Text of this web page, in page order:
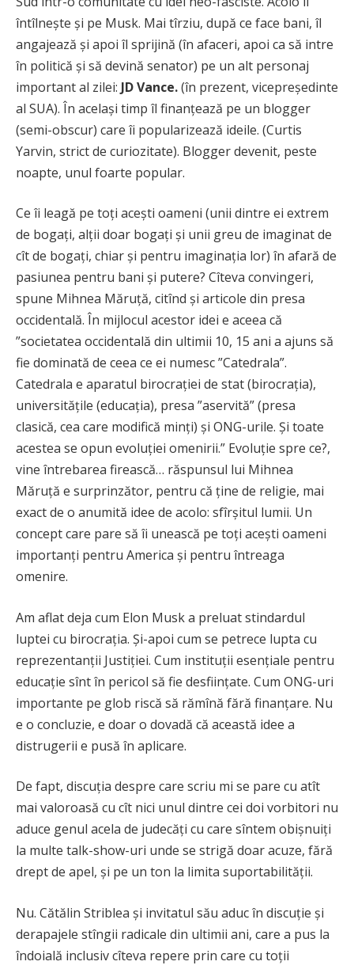
întîlnește și pe Musk. Mai tîrziu, după ce face bani, îl
angajează și apoi îl sprijină (în afaceri, apoi ca să intre
în politică și să devină senator) pe un alt personaj
important al zilei: JD Vance.(în prezent, vicepreședinte
al SUA). În același timp îl finanțează pe un blogger
(semi-obscur) care îi popularizează ideile. (Curtis
Yarvin, strict de curiozitate). Blogger devenit, peste
noapte, unul foarte popular.
Ce îi leagă pe toți acești oameni (unii dintre ei extrem
de bogați, alții doar bogați și unii greu de imaginat de
cît de bogați, chiar și pentru imaginația lor) în afară de
pasiunea pentru bani și putere? Cîteva convingeri,
spune Mihnea Măruță, citînd și articole din presa
occidentală. În mijlocul acestor idei e aceea că
”societatea occidentală din ultimii 10, 15 ani a ajuns să
fie dominată de ceea ce ei numesc ”Catedrala”.
Catedrala e aparatul birocrației de stat (birocrația),
universitățile (educația), presa ”aservită” (presa
clasică, cea care modifică minți) și ONG-urile. Și toate
acestea se opun evoluției omenirii.” Evoluție spre ce?,
vine întrebarea firească… răspunsul lui Mihnea
Măruță e surprinzător, pentru că ține de religie, mai
exact de o anumită idee de acolo: sfîrșitul lumii. Un
concept care pare să îi unească pe toți acești oameni
importanți pentru America și pentru întreaga
omenire.
Am aflat deja cum Elon Musk a preluat stindardul
luptei cu birocrația. Și-apoi cum se petrece lupta cu
reprezentanții Justiției. Cum instituții esențiale pentru
educație sînt în pericol să fie desființate. Cum ONG-uri
importante pe glob riscă să rămînă fără finanțare. Nu
e o concluzie, e doar o dovadă că această idee a
distrugerii e pusă în aplicare.
De fapt, discuția despre care scriu mi se pare cu atît
mai valoroasă cu cît nici unul dintre cei doi vorbitori nu
aduce genul acela de judecăți cu care sîntem obișnuiți
la multe talk-show-uri unde se strigă doar acuze, fără
drept de apel, și pe un ton la limita suportabilității.
Nu. Cătălin Striblea și invitatul său aduc în discuție și
derapajele stîngii radicale din ultimii ani, care a pus la
îndoială inclusiv cîteva repere prin care cu toții